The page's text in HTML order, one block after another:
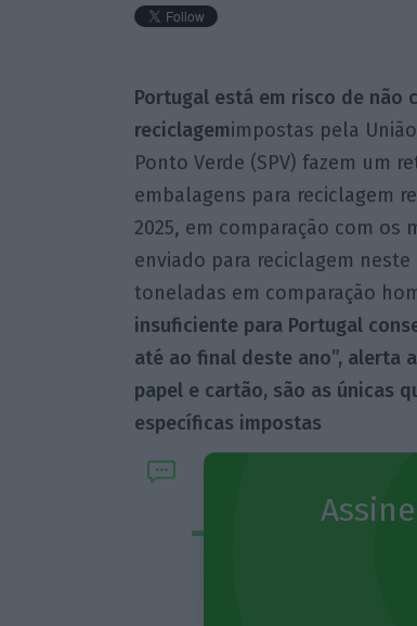
Portugal está em risco de não
reciclagemimpostas pela
Ponto Verde (SPV) fazem um
embalagens para reciclagem
2025, em comparação com
enviado para reciclagem
toneladas em comparação
insuficiente para Portugal
até ao final deste ano”, alerta a
papel e cartão, são as únicas
específicas impostas